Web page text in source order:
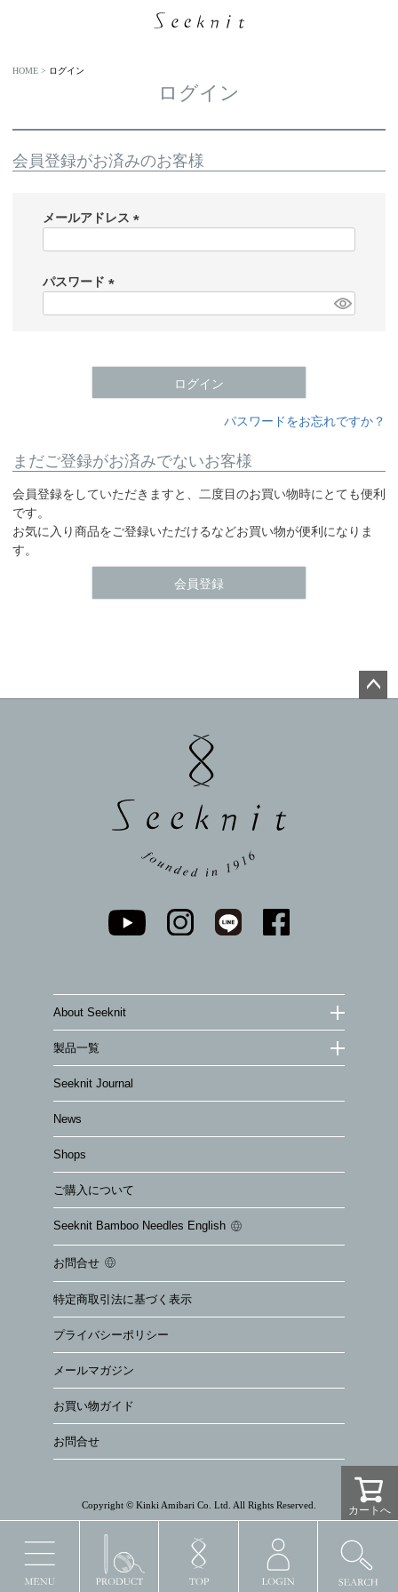
HOME ログイン
ログイン
会員登録がお済みのお客様
メールアドレス
)
パスワード
ログイン
パスワードをお忘れですか？
まだご登録がお済みでないお客様
会員登録をしていただきますと、二度目のお買い物時にとても便利
です。
お気に入り商品をご登録いただけるなどお買い物が便利になりま
す。
会員登録
About Seeknit
製品一覧
Seeknit Journal
News
Shops
ご購入について
Seeknit Bamboo Needles English
お問合せ
特定商取引法に基づく表示
プライバシーポリシー
メールマガジン
お買い物ガイド
お問合せ
Copyright © Kinki Amibari Co. Ltd. All Rights Reserved. カートへ